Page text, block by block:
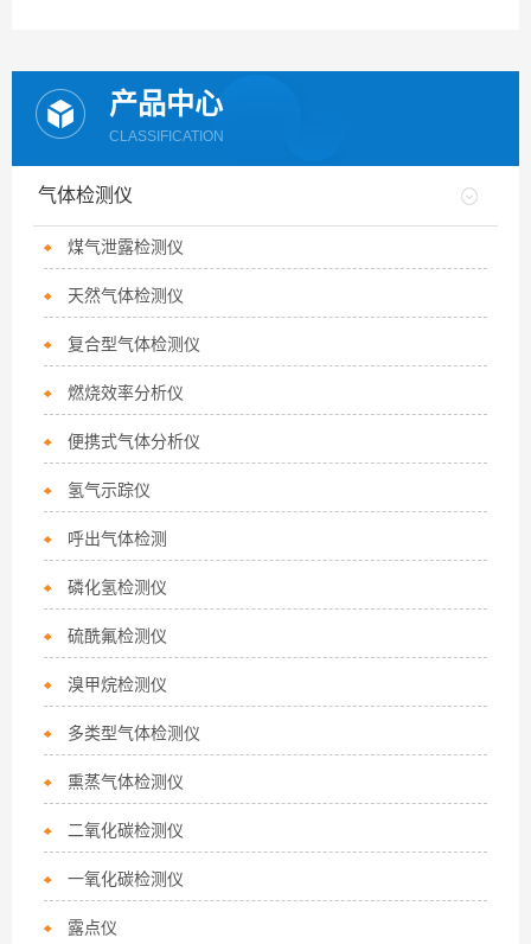
产品中心
CLASSIFICATION
气体检测仪
煤气泄露检测仪
天然气体检测仪
复合型气体检测仪
燃烧效率分析仪
便携式气体分析仪
氢气示踪仪
呼出气体检测
磷化氢检测仪
硫酰氟检测仪
溴甲烷检测仪
多类型气体检测仪
熏蒸气体检测仪
二氧化碳检测仪
一氧化碳检测仪
露点仪